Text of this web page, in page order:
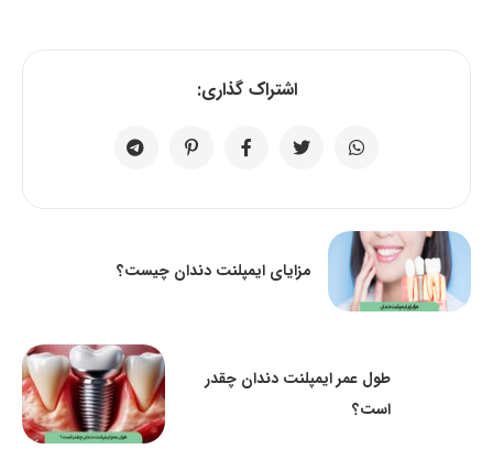
اشتراک گذاری:
مزایای ایمپلنت دندان چیست؟
طول عمر ایمپلنت دندان چقدر
است؟